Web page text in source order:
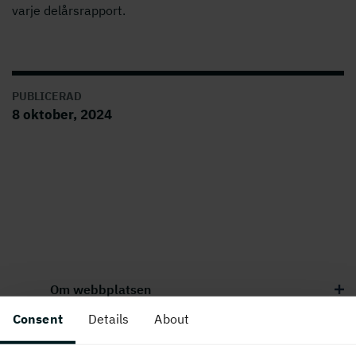
Consent Details About
varje delårsrapport.
PUBLICERAD
8 oktober, 2024
Om webbplatsen